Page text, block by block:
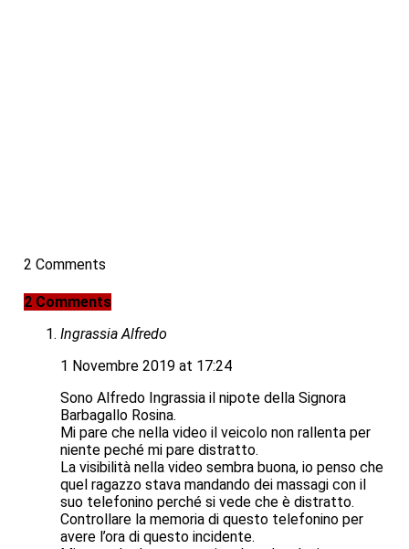
2 Comments
2 Comments
Ingrassia Alfredo
1 Novembre 2019 at 17:24
Sono Alfredo Ingrassia il nipote della Signora
Barbagallo Rosina.
Mi pare che nella video il veicolo non rallenta per
niente peché mi pare distratto.
La visibilità nella video sembra buona, io penso che
quel ragazzo stava mandando dei massagi con il
suo telefonino perché si vede che è distratto.
Controllare la memoria di questo telefonino per
avere l’ora di questo incidente.